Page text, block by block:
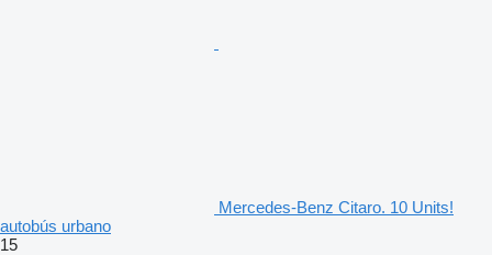
Mercedes-Benz Citaro. 10 Units!
autobús urbano
15